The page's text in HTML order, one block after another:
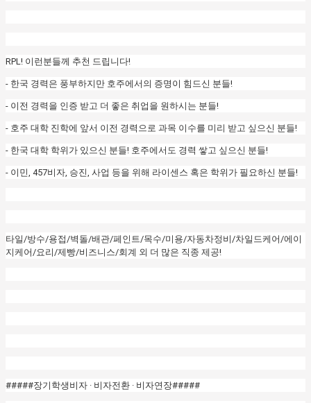
RPL! 이런분들께 추천 드립니다!
- 한국 경력은 풍부하지만 호주에서의 증명이 힘드신 분들!
- 이전 경력을 인증 받고 더 좋은 취업을 원하시는 분들!
- 호주 대학 진학에 앞서 이전 경력으로 과목 이수를 미리 받고 싶으신 분들!
- 한국 대학 학위가 있으신 분들! 호주에서도 경력 쌓고 싶으신 분들!
- 이민, 457비자, 승진, 사업 등을 위해 라이센스 혹은 학위가 필요하신 분들!
타일/방수/용접/벽돌/배관/페인트/목수/미용/자동차정비/차일드케어/에이
지케어/요리/제빵/비즈니스/회계 외 더 많은 직종 제공!
#####장기학생비자 · 비자전환 · 비자연장#####